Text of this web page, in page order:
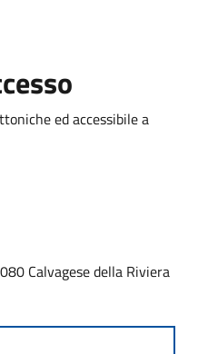
ed accessibile a
Calvagese della Riviera